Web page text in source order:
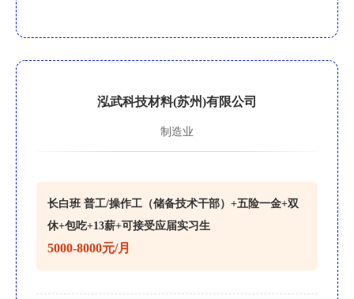
泓武科技材料(苏州)有限公司
制造业
长白班 普工/操作工（储备技术干部）+五险一金+双
休+包吃+13薪+可接受应届实习生
5000-8000元/月